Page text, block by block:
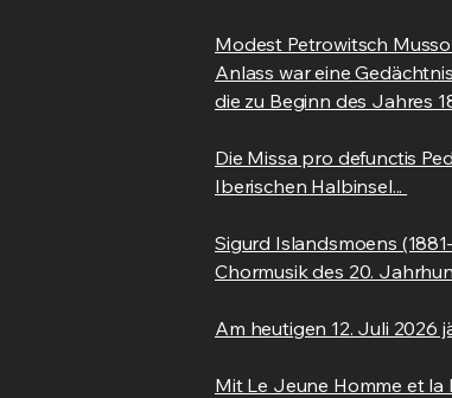
Modest Petrowitsch
Anlass war eine
die zu Beginn des Jahres
Die Missa pro defunctis
Iberischen Halbinsel...
Sigurd Islandsmoens
Chormusik des 20.
Am heutigen 12. Juli 2026
Mit Le Jeune Homme et la